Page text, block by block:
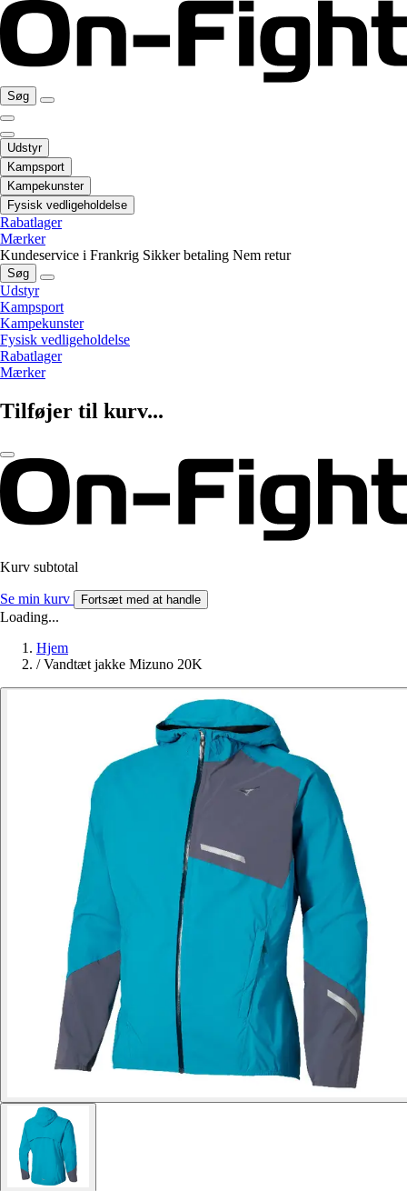
Søg
Udstyr
Kampsport
Kampekunster
Fysisk vedligeholdelse
Rabatlager
Mærker
Kundeservice i Frankrig Sikker betaling Nem retur
Søg
Udstyr
Kampsport
Kampekunster
Fysisk vedligeholdelse
Rabatlager
Mærker
Tilføjer til kurv...
Kurv subtotal
Se min kurv Fortsæt med at handle
Loading...
Hjem
/ Vandtæt jakke Mizuno 20K